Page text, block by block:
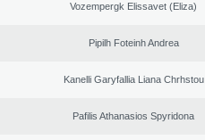
Vozempergk Elissavet (Eliza)
Pipilh Foteinh Andrea
Kanelli Garyfallia Liana Chrhstou
Pafilis Athanasios Spyridona